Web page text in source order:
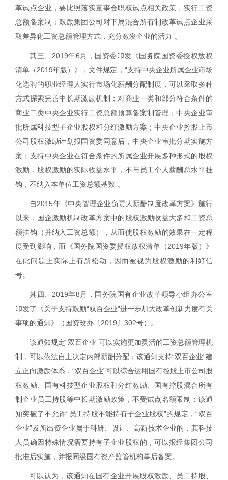
革试点企业，要比照落实董事会职权试点相关政策，实行工资
总额备案制；鼓励集团公司对下属混合所有制改革试点企业采
取差异化工资总额管理方式，充分激发企业的活力”。
其三、 2019年6 月，国资委印发《国务院国资委授权放权
清单（2019年版）》，文件规定，“支持中央企业所属企业市场
化选聘的职业经理人实行市场化薪酬分配制度，可以采取多种
方式探索完善中长期激励机制；对商业一类和部分符合条件的
商业二类中央企业实行工资总额预算备案制管理；中央企业审
批所属科技型子企业股权和分红激励方案；中央企业控股上市
公司股权激励计划报国资委同意后，中央企业审批分期实施方
案；支持中央企业在符合条件的所属企业开展多种形式的股权
激励，股权激励的实际收益水平，不与员工个人薪酬总水平挂
钩，不纳入本单位工资总额基数”。
自2015年《中央管理企业负责人薪酬制度改革方案》施行
以来，国企激励机制改革方案中的股权激励收益大多和工资总
额挂钩（并纳入工资总额），从而使股权激励的效果在一定程
度受到影响，而《国务院国资委授权放权清单（2019年版）》
在此问题上实际上有所松动，因而被视为股权激励的利好信
号。
其四、 2019年8 月，国务院国有企业改革领导小组办公室
印发了《关于支持鼓励“双百企业”进一步加大改革创新力度有关
事项的通知》（国资改办〔2019〕 302号）。
该通知规定“双百企业”可以实施更加灵活的工资总额管理机
制，可以依法自主决定内部薪酬分配；该通知支持“双百企业”建
立正向激励体系， “双百企业”可以综合运用国有控股上市公司股
权激励、国有科技型企业股权和分红激励、国有控股混合所有
制企业员工持股等中长期激励政策，不受试点名额限制；该通
知突破了不允许“员工持股不能持有子企业股权”的规定，“双百
企业”及所出资企业属于科研、设计、高新技术企业的，其科技
人员确因特殊情况需要持有子企业股权的，可以报经集团公司
批准后实施，并报同级国有资产监管机构事后备案。
可以认为，该通知在国有企业开展股权激励、员工持股、